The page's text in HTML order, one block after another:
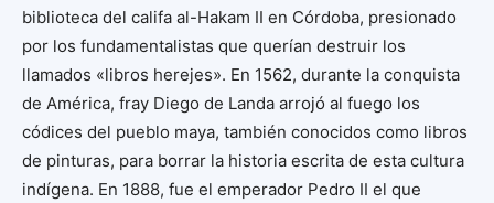
biblioteca del califa al-Hakam II en Córdoba, presionado
por los fundamentalistas que querían destruir los
llamados «libros herejes». En 1562, durante la conquista
de América, fray Diego de Landa arrojó al fuego los
códices del pueblo maya, también conocidos como libros
de pinturas, para borrar la historia escrita de esta cultura
indígena. En 1888, fue el emperador Pedro II el que